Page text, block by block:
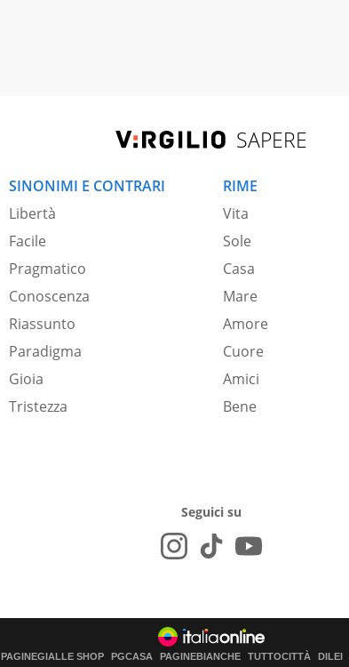
SAPERE
SINONIMI E CONTRARI
Libertà
Facile
Pragmatico
Conoscenza
Riassunto
Paradigma
Gioia
Tristezza
RIME
Vita
Sole
Casa
Mare
Amore
Cuore
Amici
Bene
Seguici su
PAGINEGIALLE SHOP PGCASA PAGINEBIANCHE TUTTOCITTÀ DILEI